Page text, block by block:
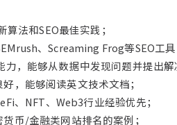
法和SEO最佳实践；
、Screaming Frog等SEO工
力，能够从数据中发现问题并提出
，能够阅读英文技术文档；
、NFT、Web3行业经验优先；
币/金融类网站排名的案例；